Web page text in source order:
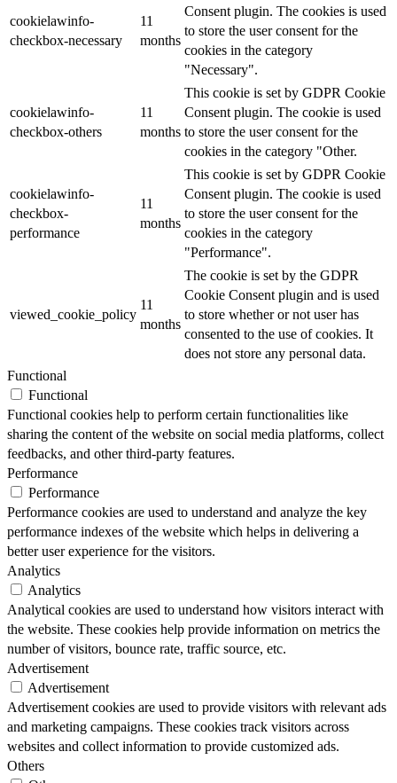
cookielawinfo-
checkbox-necessary
11
months
Consent plugin. The cookies is used
to store the user consent for the
cookies in the category
"Necessary".
cookielawinfo-
checkbox-others
11
months
This cookie is set by GDPR Cookie
Consent plugin. The cookie is used
to store the user consent for the
cookies in the category "Other.
cookielawinfo-
checkbox-
performance
11
months
This cookie is set by GDPR Cookie
Consent plugin. The cookie is used
to store the user consent for the
cookies in the category
"Performance".
viewed_cookie_policy
11
months
The cookie is set by the GDPR
Cookie Consent plugin and is used
to store whether or not user has
consented to the use of cookies. It
does not store any personal data.
Functional
Functional
Functional cookies help to perform certain functionalities like
sharing the content of the website on social media platforms, collect
feedbacks, and other third-party features.
Performance
Performance
Performance cookies are used to understand and analyze the key
performance indexes of the website which helps in delivering a
better user experience for the visitors.
Analytics
Analytics
Analytical cookies are used to understand how visitors interact with
the website. These cookies help provide information on metrics the
number of visitors, bounce rate, traffic source, etc.
Advertisement
Advertisement
Advertisement cookies are used to provide visitors with relevant ads
and marketing campaigns. These cookies track visitors across
websites and collect information to provide customized ads.
Others